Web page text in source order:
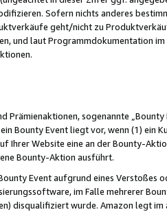
Sofern nichts anderes
geht/nicht zu
und laut Programmdokumentation
Prämienaktionen, sogenannte „Bounty
Bounty Event liegt vor, wenn (1) ein
Ihrer Website eine an der Bounty-
Bounty-Aktion ausführt.
Event aufgrund eines Verstoßes
im Falle mehrerer
disqualifiziert wurde. Amazon legt